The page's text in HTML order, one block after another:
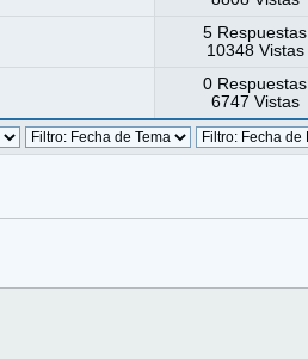
5 Respuestas
10348 Vistas
0 Respuestas
6747 Vistas